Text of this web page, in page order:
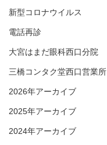
新型コロナウイルス
電話再診
大宮はまだ眼科西口分院
三橋コンタク堂西口営業所
2026年アーカイブ
2025年アーカイブ
2024年アーカイブ